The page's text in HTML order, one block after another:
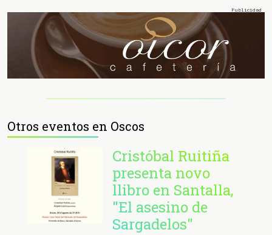
Otros eventos en Oscos
Cristóbal Ruitiña
presenta novo
llibro en Santalla,
"El asesino de
Sargadelos"